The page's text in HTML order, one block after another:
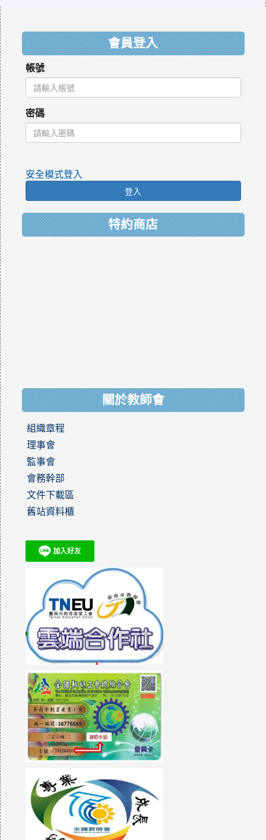
會員登入
帳號
密碼
安全模式登入
登入
特約商店
關於教師會
組織章程
理事會
監事會
會務幹部
文件下載區
舊站資料櫃